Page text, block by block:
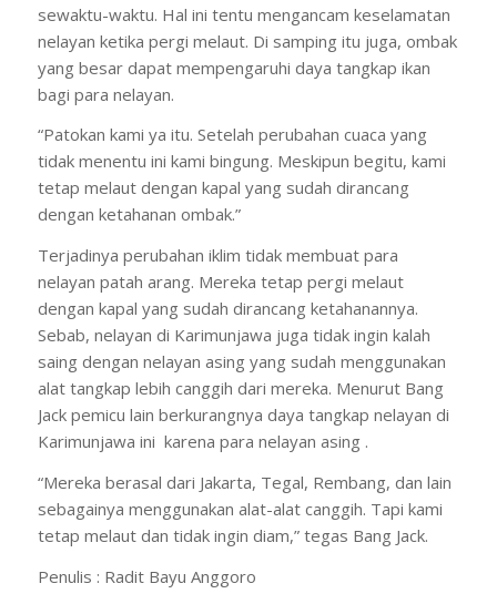
sewaktu-waktu. Hal ini tentu mengancam keselamatan
nelayan ketika pergi melaut. Di samping itu juga, ombak
yang besar dapat mempengaruhi daya tangkap ikan
bagi para nelayan.
“Patokan kami ya itu. Setelah perubahan cuaca yang
tidak menentu ini kami bingung. Meskipun begitu, kami
tetap melaut dengan kapal yang sudah dirancang
dengan ketahanan ombak.”
Terjadinya perubahan iklim tidak membuat para
nelayan patah arang. Mereka tetap pergi melaut
dengan kapal yang sudah dirancang ketahanannya.
Sebab, nelayan di Karimunjawa juga tidak ingin kalah
saing dengan nelayan asing yang sudah menggunakan
alat tangkap lebih canggih dari mereka. Menurut Bang
Jack pemicu lain berkurangnya daya tangkap nelayan di
Karimunjawa ini karena para nelayan asing .
“Mereka berasal dari Jakarta, Tegal, Rembang, dan lain
sebagainya menggunakan alat-alat canggih. Tapi kami
tetap melaut dan tidak ingin diam,” tegas Bang Jack.
Penulis : Radit Bayu Anggoro